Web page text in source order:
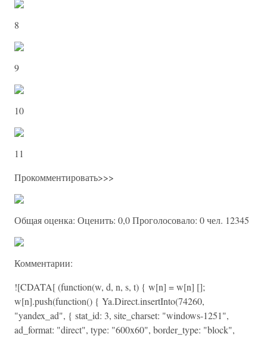
8
9
10
11
Прокомментировать>>>
Общая оценка: Оценить: 0,0 Проголосовало: 0 чел. 12345
Комментарии:
![CDATA[ (function(w, d, n, s, t) { w[n] = w[n] [];
w[n].push(function() { Ya.Direct.insertInto(74260,
"yandex_ad", { stat_id: 3, site_charset: "windows-1251",
ad_format: "direct", type: "600x60", border_type: "block",